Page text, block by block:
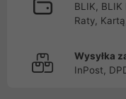
BLIK, BLIK
Raty,
Wysyłka
InPost,